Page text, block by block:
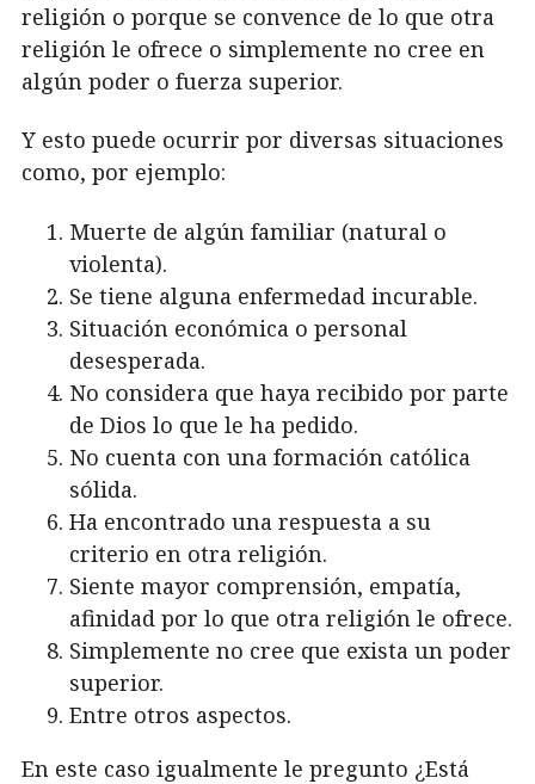
religión o porque se convence de lo que otra
religión le ofrece o simplemente no cree en
algún poder o fuerza superior.
Y esto puede ocurrir por diversas situaciones
como, por ejemplo:
Muerte de algún familiar (natural o
violenta).
Se tiene alguna enfermedad incurable.
Situación económica o personal
desesperada.
No considera que haya recibido por parte
de Dios lo que le ha pedido.
No cuenta con una formación católica
sólida.
Ha encontrado una respuesta a su
criterio en otra religión.
Siente mayor comprensión, empatía,
afinidad por lo que otra religión le ofrece.
Simplemente no cree que exista un poder
superior.
Entre otros aspectos.
En este caso igualmente le pregunto ¿Está